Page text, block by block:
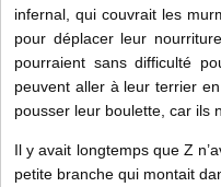
infernal, qui couvrait les
pour déplacer leur
pourraient sans difficulté
peuvent aller à leur terrier
pousser leur boulette, car ils
Il y avait longtemps que Z
petite branche qui montait